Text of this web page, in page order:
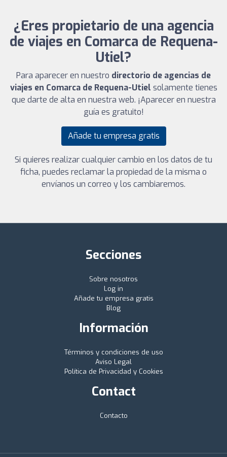
¿Eres propietario de una agencia
de viajes en Comarca de Requena-
Utiel?
Para aparecer en nuestro directorio de agencias de
viajes en Comarca de Requena-Utiel solamente tienes
que darte de alta en nuestra web. ¡Aparecer en nuestra
guía es gratuito!
Añade tu empresa gratis
Si quieres realizar cualquier cambio en los datos de tu
ficha, puedes reclamar la propiedad de la misma o
envíanos un correo y los cambiaremos.
Secciones
Sobre nosotros
Log in
Añade tu empresa gratis
Blog
Información
Términos y condiciones de uso
Aviso Legal
Política de Privacidad y Cookies
Contact
Contacto